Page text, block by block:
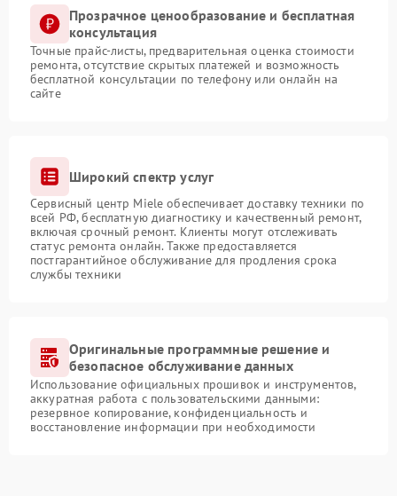
Прозрачное ценообразование и бесплатная
консультация
Точные прайс-листы, предварительная оценка стоимости
ремонта, отсутствие скрытых платежей и возможность
бесплатной консультации по телефону или онлайн на
сайте
Широкий спектр услуг
Сервисный центр Miele обеспечивает доставку техники по
всей РФ, бесплатную диагностику и качественный ремонт,
включая срочный ремонт. Клиенты могут отслеживать
статус ремонта онлайн. Также предоставляется
постгарантийное обслуживание для продления срока
службы техники
Оригинальные программные решение и
безопасное обслуживание данных
Использование официальных прошивок и инструментов,
аккуратная работа с пользовательскими данными:
резервное копирование, конфиденциальность и
восстановление информации при необходимости